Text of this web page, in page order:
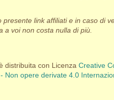
presente link affiliati e in caso di
a voi non costa nulla di più.
distribuita con Licenza Creative
Non opere derivate 4.0